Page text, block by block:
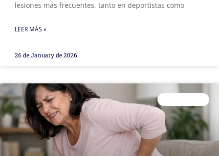
lesiones más frecuentes, tanto en deportistas como
LEER MÁS »
26 de January de 2026